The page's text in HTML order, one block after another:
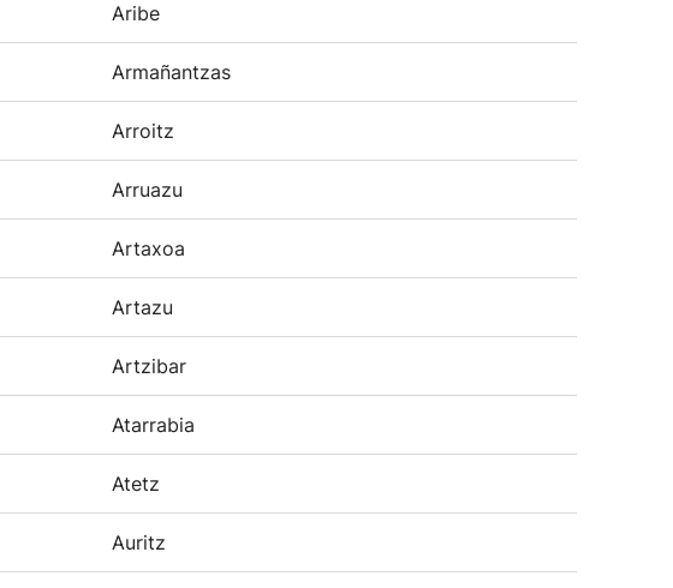
Aribe
Armañantzas
Arroitz
Arruazu
Artaxoa
Artazu
Artzibar
Atarrabia
Atetz
Auritz